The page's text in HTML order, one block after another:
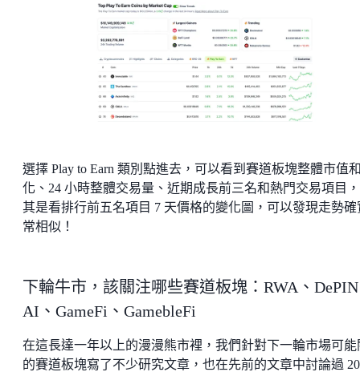
選擇 Play to Earn 類別點進去，可以看到賽道板塊整體市值
化、24 小時整體交易量、近期成長前三名和熱門交易項目
其是看排行前五名項目 7 天價格的變化圖，可以發現走勢確
常相似！
下輪牛市，該關注哪些賽道板塊：RWA、
AI、GameFi、GamebleFi
在這長達一年以上的漫漫熊市裡，我們針對下一輪市場可能
的賽道板塊寫了不少研究文章，也在先前的文章中討論過